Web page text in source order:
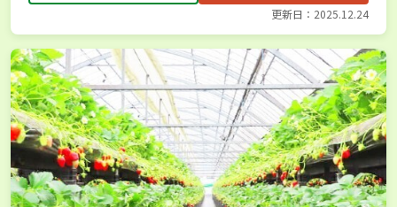
更新日：2025.12.24